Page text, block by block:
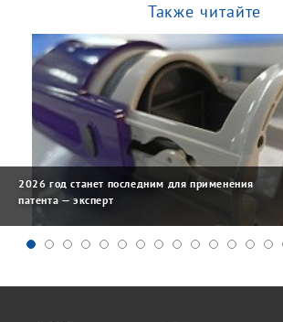
Также читайте
2026 год станет последним для применения
патента — эксперт